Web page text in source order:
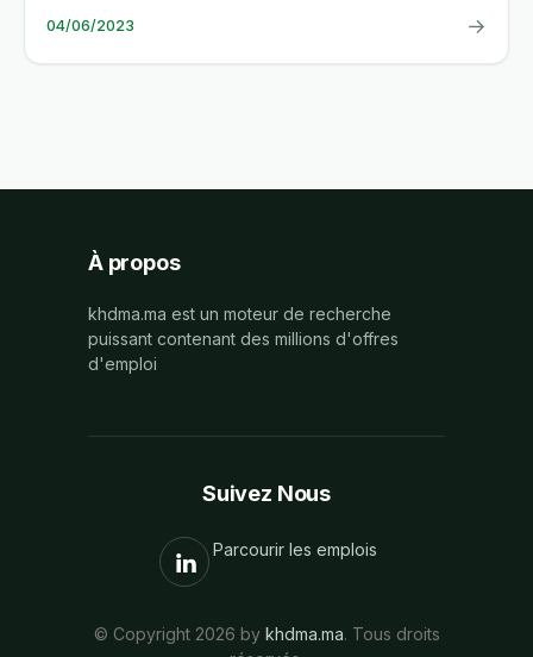
04/06/2023 →
À propos
khdma.ma est un moteur de recherche
puissant contenant des millions d'offres
d'emploi
Suivez Nous
Parcourir les emplois
© Copyright 2026 by khdma.ma. Tous droits